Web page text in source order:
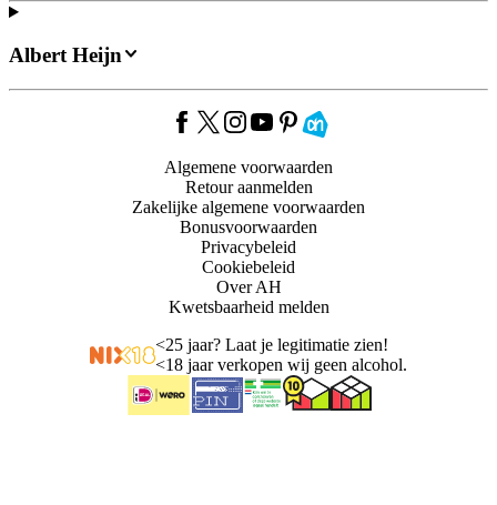
Albert Heijn
Algemene voorwaarden
Retour aanmelden
Zakelijke algemene voorwaarden
Bonusvoorwaarden
Privacybeleid
Cookiebeleid
Over AH
Kwetsbaarheid melden
<25 jaar? Laat je legitimatie zien!
<18 jaar verkopen wij geen alcohol.